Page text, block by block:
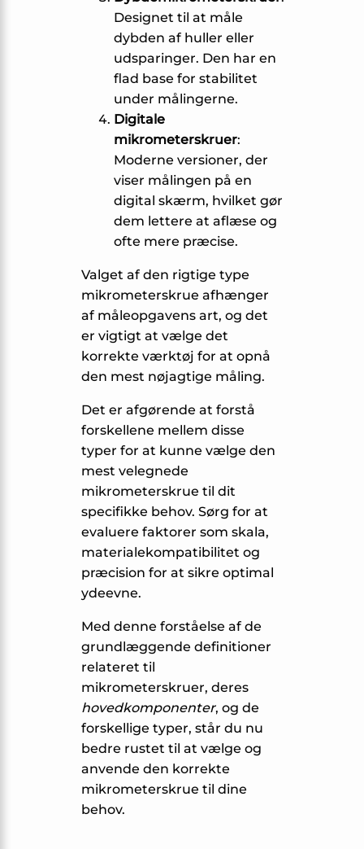
Designet til at måle
dybden af huller eller
udsparinger. Den har en
flad base for stabilitet
under målingerne.
Digitale
mikrometerskruer:
Moderne versioner, der
viser målingen på en
digital skærm, hvilket gør
dem lettere at aflæse og
ofte mere præcise.
Valget af den rigtige type
mikrometerskrue afhænger
af måleopgavens art, og det
er vigtigt at vælge det
korrekte værktøj for at opnå
den mest nøjagtige måling.
Det er afgørende at forstå
forskellene mellem disse
typer for at kunne vælge den
mest velegnede
mikrometerskrue til dit
specifikke behov. Sørg for at
evaluere faktorer som skala,
materialekompatibilitet og
præcision for at sikre optimal
ydeevne.
Med denne forståelse af de
grundlæggende definitioner
relateret til
mikrometerskruer, deres
hovedkomponenter, og de
forskellige typer, står du nu
bedre rustet til at vælge og
anvende den korrekte
mikrometerskrue til dine
behov.